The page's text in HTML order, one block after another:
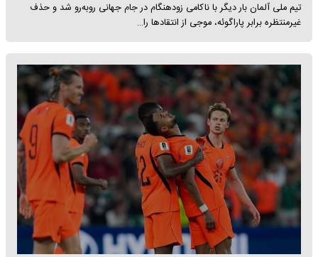
تیم ملی آلمان بار دیگر با ناکامی زودهنگام در جام جهانی روبه‌رو شد و حذف
غیرمنتظره برابر پاراگوئه، موجی از انتقادها را…